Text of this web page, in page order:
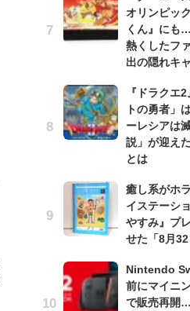
オリンピッ
くん』にも
熱くしたフ
出の隠れキャ
『ドラクエ
トの勇者」
ーレシアは
説」が迎え
とは
癒し系がホ
イステーシ
やすみ』プ
せた「8月
Nintendo
前にマイニ
で販売再開